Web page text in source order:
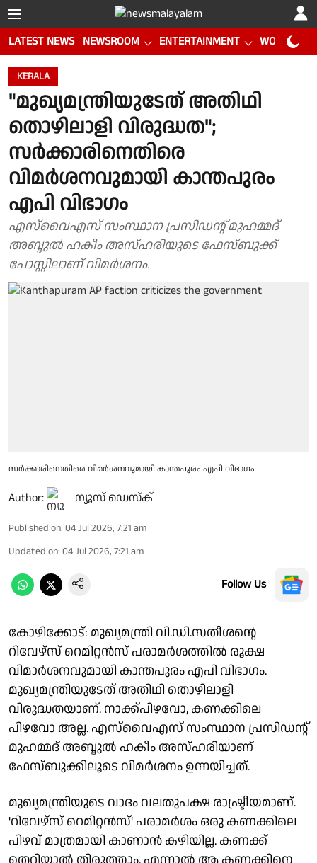
LATEST NEWS NEWSROOM ENTERTAINMENT WORLD CUP
KERALA
"മുഖ്യമന്ത്രിയുടേത് അതിഥി
തൊഴിലാളി വിരുദ്ധത";
സർക്കാരിനെതിരെ
വിമർശനവുമായി കാന്തപുരം
എപി വിഭാഗം
എസ്‌വൈഎസ് സംസ്ഥാന പ്രസിഡൻ്റ് മുഹമ്മദ്
അബ്ദുൽ ഹകീം അസ്ഹരിയുടെ ഫേസ്ബുക്ക്
പോസ്റ്റിലാണ് വിമർശനം.
സർക്കാരിനെതിരെ വിമർശനവുമായി കാന്തപുരം എപി വിഭാഗം
Author: ന്യൂസ് ഡെസ്ക്
Published on: 04 Jul 2026, 7:21 am
Updated on: 04 Jul 2026, 7:21 am
Follow Us
കോഴിക്കോട്: മുഖ്യമന്ത്രി വി.ഡി.സതീശൻ്റെ
റിവേഴ്സ് റെമിറ്റൻസ് പരാമർശത്തിൽ രൂക്ഷ
വിമാർശനവുമായി കാന്തപുരം എപി വിഭാഗം.
മുഖ്യമന്ത്രിയുടേത് അതിഥി തൊഴിലാളി
വിരുദ്ധതയാണ്. നാക്ക്‌പിഴവോ, കണക്കിലെ
പിഴവോ അല്ല. എസ്‌വൈഎസ് സംസ്ഥാന പ്രസിഡൻ്റ്
മുഹമ്മദ് അബ്ദുൽ ഹകീം അസ്ഹരിയാണ്
ഫേസ്ബുക്കിലൂടെ വിമർശനം ഉന്നയിച്ചത്.
മുഖ്യമന്ത്രിയുടെ വാദം വലതുപക്ഷ രാഷ്ട്രീയമാണ്.
'റിവേഴ്‌സ് റെമിറ്റൻസ്' പരാമർശം ഒരു കണക്കിലെ
പിഴവ് മാത്രമായി കാണാൻ കഴിയില്ല. കണക്ക്
തെറ്റിയാൽ തിരുത്താം. എന്നാൽ ആ കണക്കിനെ